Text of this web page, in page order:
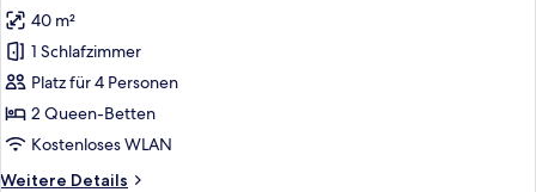
Schlafsofa
für
Deluxe-
Zimmer,
2 Queen-
Betten
40 m²
1 Schlafzimmer
Platz für 4 Personen
2 Queen-Betten
Kostenloses WLAN
Weitere Details
Weitere